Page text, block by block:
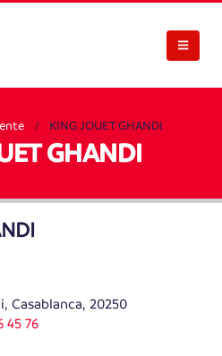
KING JOUET GHANDI
GHANDI
Casablanca, 20250
45 76